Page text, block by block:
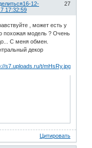
27
16-12-
17:32:59
, может есть у
похожая модель ? Очень
С меня обмен.
декор
Цитировать